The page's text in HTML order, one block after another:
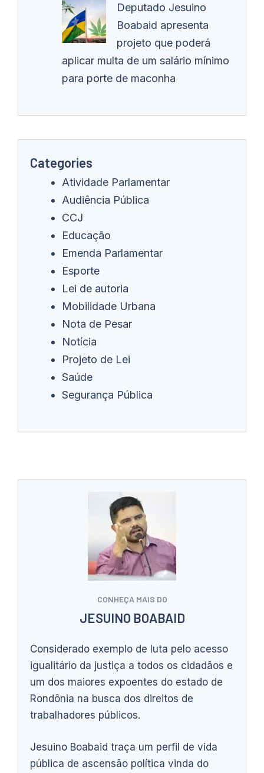
Deputado Jesuino
Boabaid apresenta
projeto que poderá
aplicar multa de um salário mínimo
para porte de maconha
Categories
Atividade Parlamentar
Audiência Pública
CCJ
Educação
Emenda Parlamentar
Esporte
Lei de autoria
Mobilidade Urbana
Nota de Pesar
Notícia
Projeto de Lei
Saúde
Segurança Pública
CONHEÇA MAIS DO
JESUINO BOABAID
Considerado exemplo de luta pelo acesso
igualitário da justiça a todos os cidadãos e
um dos maiores expoentes do estado de
Rondônia na busca dos direitos de
trabalhadores públicos.
Jesuino Boabaid traça um perfil de vida
pública de ascensão política vinda do